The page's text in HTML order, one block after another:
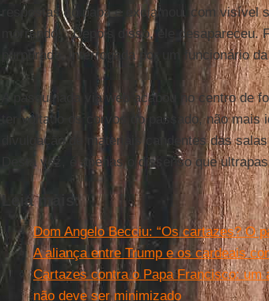
respostas do papa e exclamou, com visível
morrendo!’. Depois disso, ele
purpurado, interrogada por um funcionário
A pasquinada via web acabou no centro de
ter voltado os corvos do passado, não
divulgação de materiais candentes das
Desta vez, é apenas o dissenso que
Leia mais:
Dom Angelo Becciu: “Os cartazes? O
A aliança entre Trump e os cardeais
Cartazes contra o Papa Francisco: um
não deve ser minimizado